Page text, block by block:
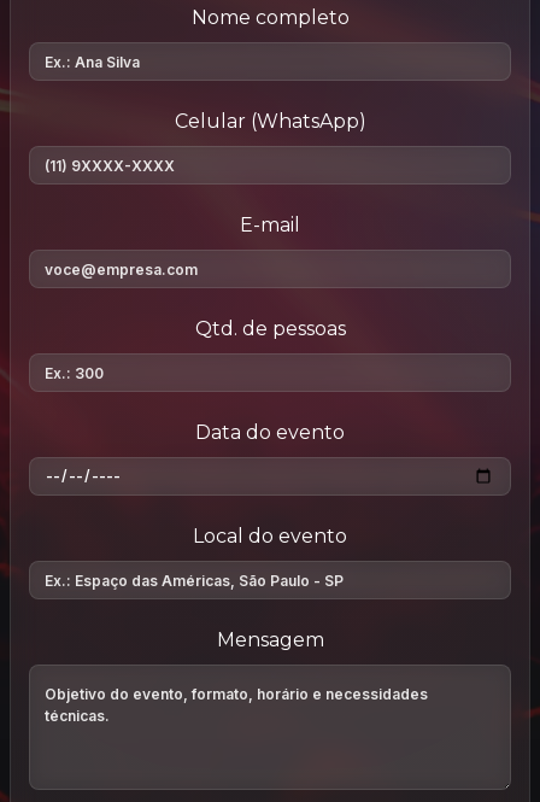
Nome completo
Celular (WhatsApp)
E-mail
Qtd. de pessoas
Data do evento
Local do evento
Mensagem